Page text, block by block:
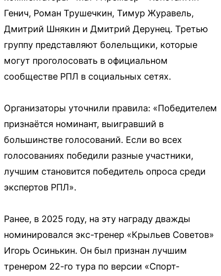
Генич, Роман Трушечкин, Тимур Журавель,
Дмитрий Шнякин и Дмитрий Дерунец. Третью
группу представляют болельщики, которые
могут проголосовать в официальном
сообществе РПЛ в социальных сетях.
Организаторы уточнили правила: «Победителем
признаётся номинант, выигравший в
большинстве голосований. Если во всех
голосованиях победили разные участники,
лучшим становится победитель опроса среди
экспертов РПЛ».
Ранее, в 2025 году, на эту награду дважды
номинировался экс-тренер «Крыльев Советов»
Игорь Осинькин. Он был признан лучшим
тренером 22-го тура по версии «Спорт-